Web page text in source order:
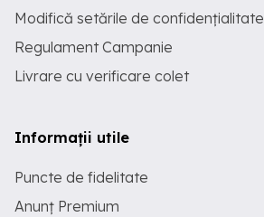
Modifică setările de confidențialitate
Regulament Campanie
Livrare cu verificare colet
Informații utile
Puncte de fidelitate
Anunț Premium